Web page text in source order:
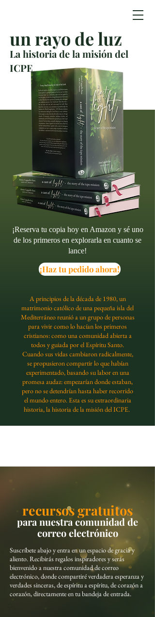
un rayo de luz
La historia de la misión del
ICPE
¡Reserva tu copia hoy en Amazon y sé uno
de los primeros en explorarla en cuanto se
lance!
¡Haz tu pedido ahora!
A principios de la década de 1980, un
matrimonio católico de una pequeña isla del
Mediterráneo reunió a un grupo de personas
para vivir como lo hacían los primeros
cristianos: como una comunidad abierta a
todos y guiada por el Espíritu Santo.
Cuando sus vidas cambiaron radicalmente,
se propusieron compartir lo que habían
experimentado, basando su labor en una
promesa audaz: empezarían donde estaban,
pero no se detendrían hasta haber recorrido
el mundo entero. Esta es su extraordinaria
historia, la historia de la misión del ICPE.
recursos gratuitos
para nuestra comunidad de
correo electrónico
Suscríbete abajo y entra en un espacio de gracia y
aliento. Recibirás regalos inspiradores y serás
bienvenido a nuestra comunidad de correo
electrónico, donde compartiré verdadera esperanza y
verdades sinceras, de espíritu a espíritu, de corazón a
corazón, directamente en tu bandeja de entrada.